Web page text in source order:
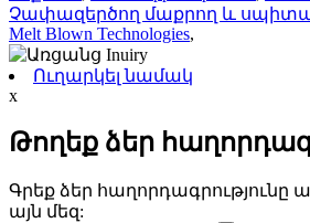
Չափազերծող մաքրող և
Melt Blown Technologies,
Ուղարկել նամակ
x
Թողեք ձեր
Գրեք ձեր հաղորդագրությունը
այն մեզ: